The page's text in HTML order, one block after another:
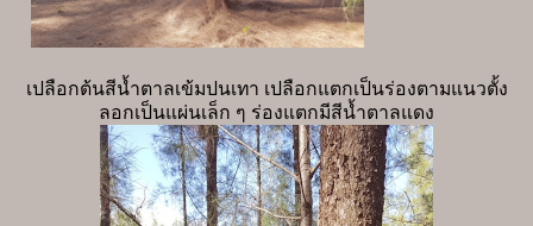
เปลือกต้นสีน้ำตาลเข้มปนเทา เปลือกแตกเป็นร่องตามแนวตั้ง
ลอกเป็นแผ่นเล็ก ๆ ร่องแตกมีสีน้ำตาลแดง